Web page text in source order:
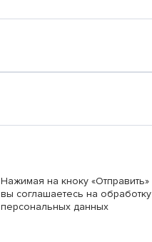
Нажимая на кноку «Отправить»
вы соглашаетесь на обработку
персональных данных